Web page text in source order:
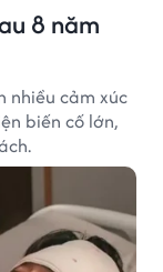
8 năm
nhiều cảm xúc
biến cố lớn,